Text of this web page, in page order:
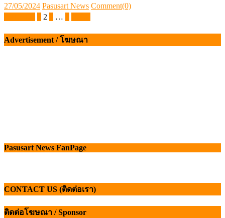
Posted
on
27/05/2024 Author
Pasusart News Comment(0)
Posts
2 …
Advertisement / โฆษณา
Pasusart News FanPage
CONTACT US (ติดต่อเรา)
ติดต่อโฆษณา / Sponsor